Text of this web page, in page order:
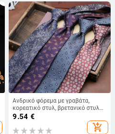
Ανδρικό φόρεμα με γραβάτα,
κορεατικό στυλ, βρετανικό στυλ
Χονγκ Κονγκ, τζέντλεμαν, ρετρό,
8cm, χειροποίητο, επαγγελματικό,
φοιτητικό, επαγγελματικό, μόδα
9.54 €
add_shopping_cart